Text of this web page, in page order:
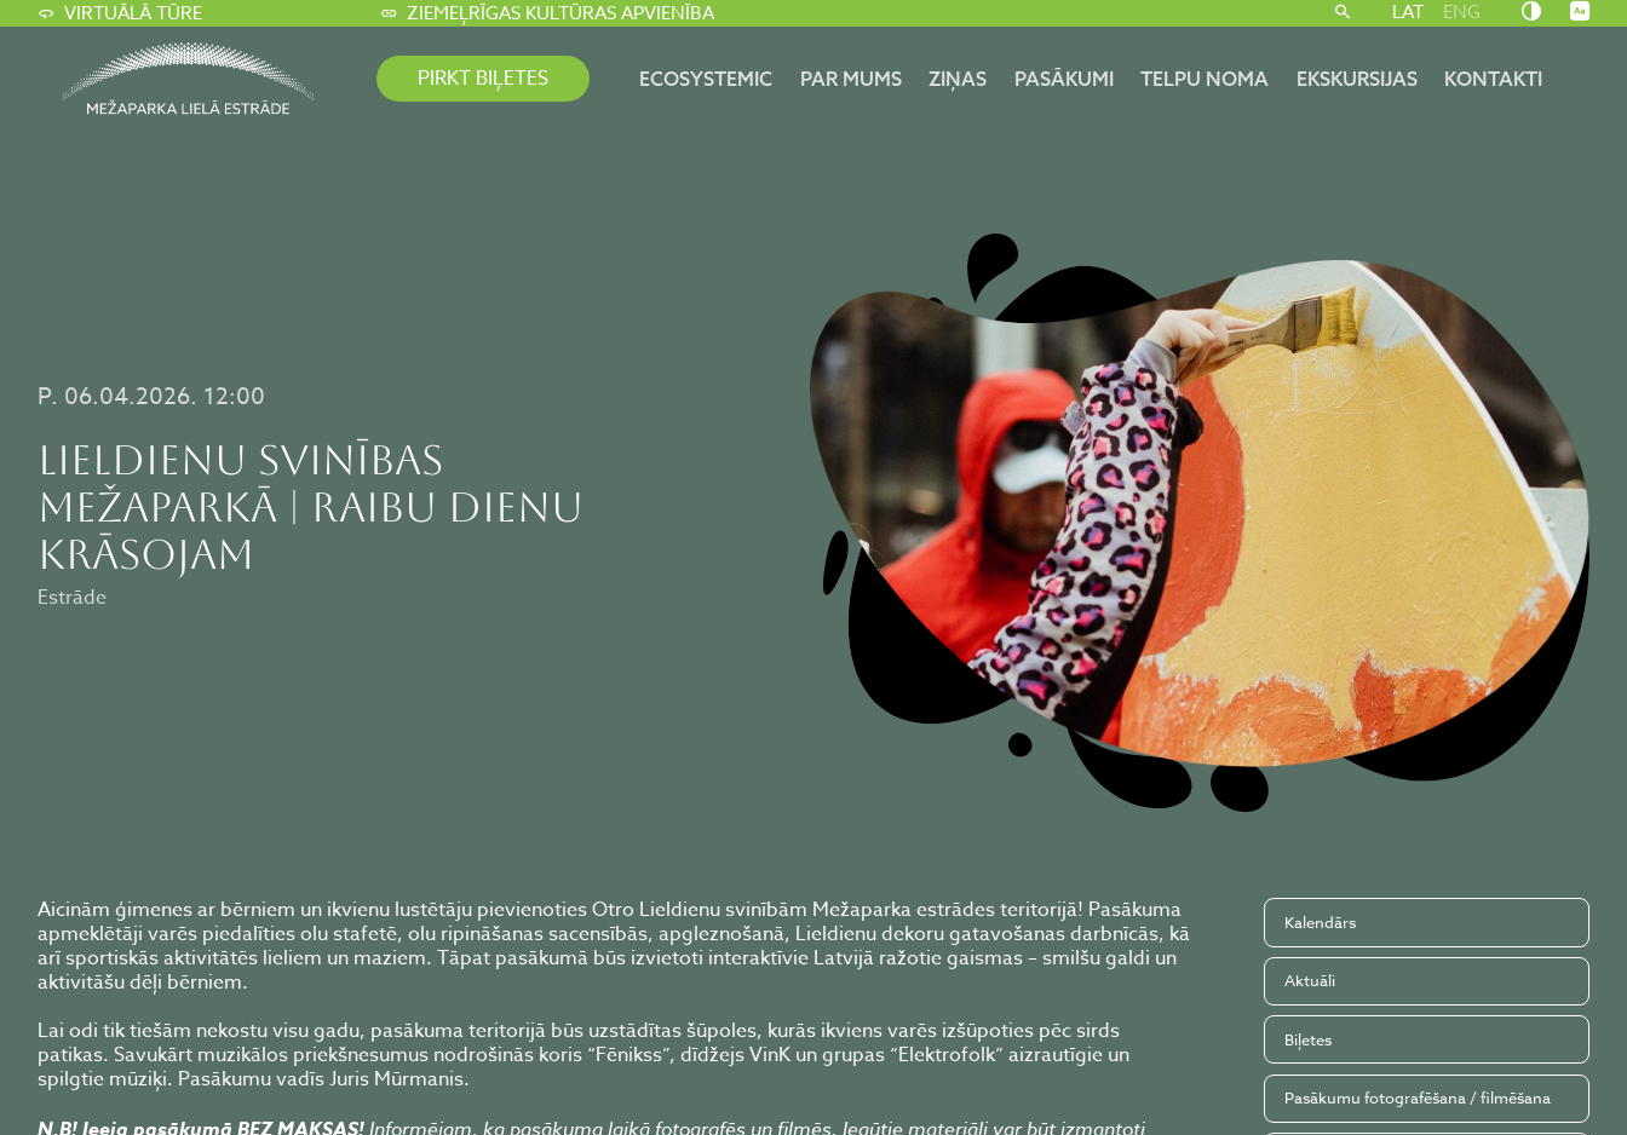
VIRTUĀLĀ TŪRE ZIEMEĻRĪGAS KULTŪRAS APVIENĪBA LAT ENG
PIRKT BIĻETES ECOSYSTEMIC PAR MUMS ZIŅAS PASĀKUMI TELPU NOMA EKSKURSIJAS KONTAKTI
P. 06.04.2026. 12:00
Lieldienu svinības
Mežaparkā | RAIBU DIENU
KRĀSOJAM
Estrāde
Aicinām ģimenes ar bērniem un ikvienu lustētāju pievienoties Otro Lieldienu svinībām Mežaparka estrādes teritorijā! Pasākuma
apmeklētāji varēs piedalīties olu stafetē, olu ripināšanas sacensībās, apgleznošanā, Lieldienu dekoru gatavošanas darbnīcās, kā
arī sportiskās aktivitātēs lieliem un maziem. Tāpat pasākumā būs izvietoti interaktīvie Latvijā ražotie gaismas – smilšu galdi un
aktivitāšu dēļi bērniem.
Lai odi tik tiešām nekostu visu gadu, pasākuma teritorijā būs uzstādītas šūpoles, kurās ikviens varēs izšūpoties pēc sirds
patikas. Savukārt muzikālos priekšnesumus nodrošinās koris “Fēnikss”, dīdžejs VinK un grupas “Elektrofolk” aizrautīgie un
spilgtie mūziķi. Pasākumu vadīs Juris Mūrmanis.
N.B! Ieeja pasākumā BEZ MAKSAS!Informējam, ka pasākuma laikā fotografēs un filmēs. Iegūtie materiāli var būt izmantoti
Kalendārs
Aktuāli
Biļetes
Pasākumu fotografēšana / filmēšana